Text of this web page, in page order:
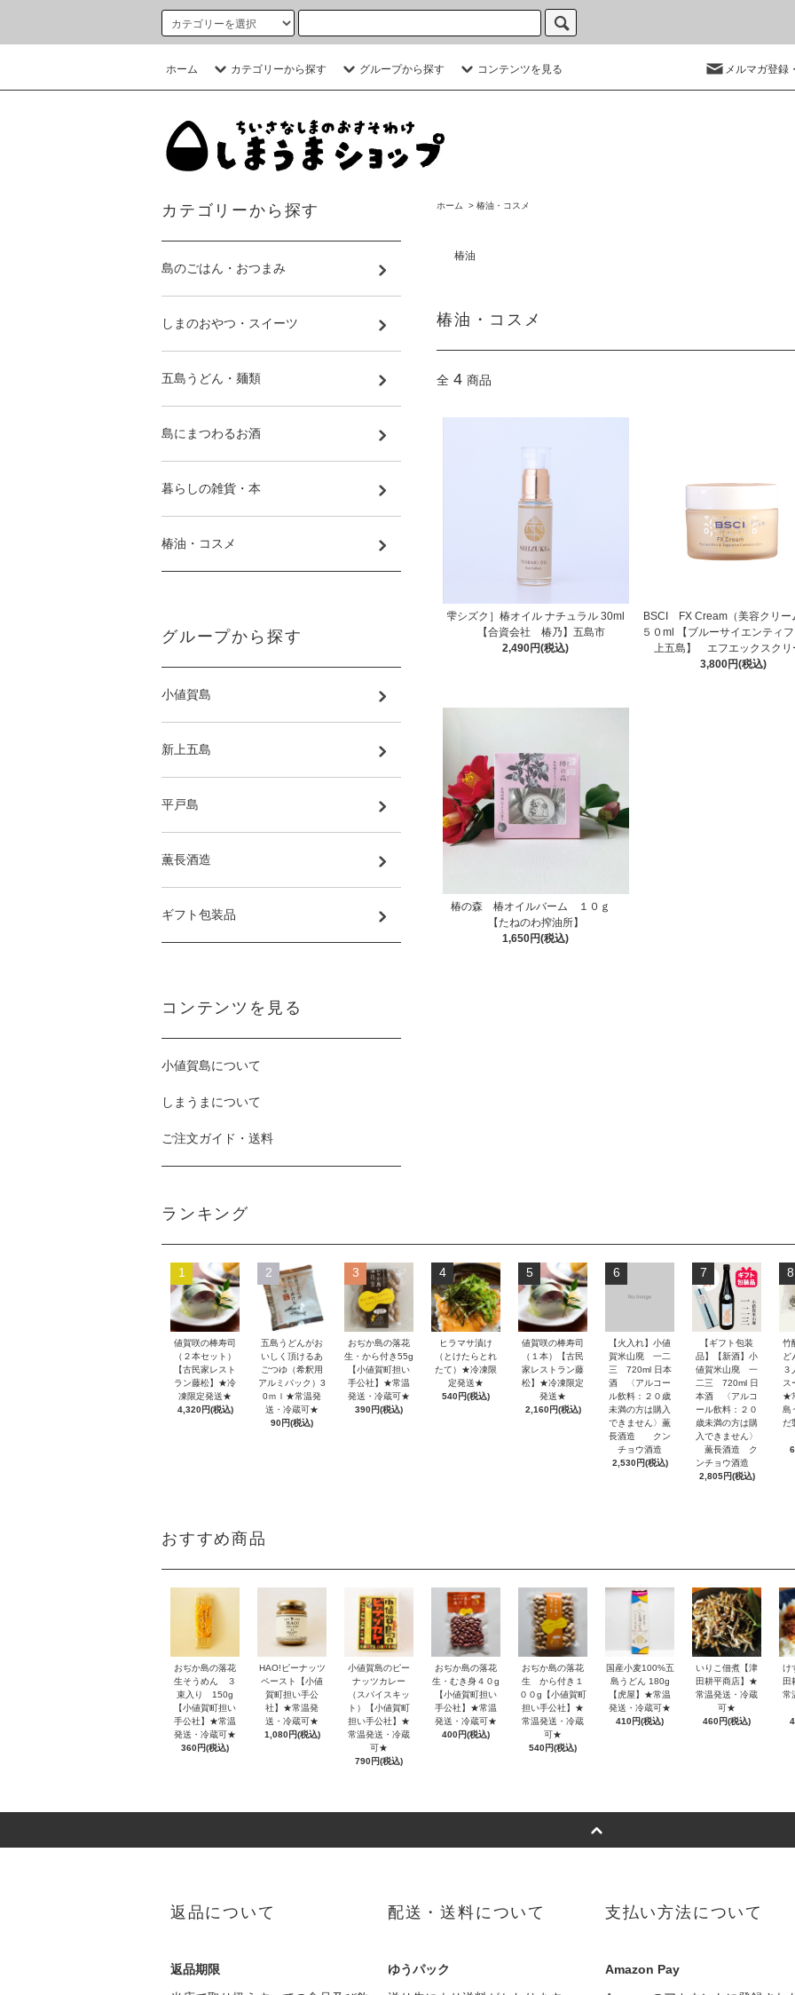
ホーム カテゴリーから探す グループから探す コンテンツを見る メルマガ登録
ホーム > 椿油・コスメ
椿油
椿油・コスメ
全 4 商品
雫シズク］椿オイル ナチュラル 30ml
【合資会社 椿乃】五島市
2,490円(税込)
BSCI FX Cream（美容クリー
５０ml 【ブルーサイエンティ
上五島】 エフエックスクリ
3,800円(税込)
椿の森 椿オイルバーム １０ｇ
【たねのわ搾油所】
1,650円(税込)
カテゴリーから探す
島のごはん・おつまみ
しまのおやつ・スイーツ
五島うどん・麺類
島にまつわるお酒
暮らしの雑貨・本
椿油・コスメ
グループから探す
小値賀島
新上五島
平戸島
薫長酒造
ギフト包装品
コンテンツを見る
小値賀島について
しまうまについて
ご注文ガイド・送料
ランキング
1
値賀咲の棒寿司
（２本セット）
【古民家レスト
ラン藤松】★冷
凍限定発送★
4,320円(税込)
2
五島うどんがお
いしく頂けるあ
ごつゆ（希釈用
アルミパック）3
0ｍｌ★常温発
送・冷蔵可★
90円(税込)
3
おぢか島の落花
生・から付き55g
【小値賀町担い
手公社】★常温
発送・冷蔵可★
390円(税込)
4
ヒラマサ漬け
（とけたらとれ
たて）★冷凍限
定発送★
540円(税込)
5
値賀咲の棒寿司
（１本）【古民
家レストラン藤
松】★冷凍限定
発送★
2,160円(税込)
6
【火入れ】小値
賀米山廃 一二
三 720ml 日本
酒 〈アルコー
ル飲料：２０歳
未満の方は購入
できません〉薫
長酒造 クン
チョウ酒造
2,530円(税込)
7
【ギフト包装
品】【新酒】小
値賀米山廃 一
二三 720ml 日
本酒 〈アルコ
ール飲料：２０
歳未満の方は購
入できません〉
薫長酒造 ク
ンチョウ酒造
2,805円(税込)
8
竹
ど
３
ス
★
島
だ
おすすめ商品
おぢか島の落花
生そうめん ３
束入り 150g
【小値賀町担い
手公社】★常温
発送・冷蔵可★
360円(税込)
HAO!ピーナッツ
ペースト【小値
賀町担い手公
社】★常温発
送・冷蔵可★
1,080円(税込)
小値賀島のピー
ナッツカレー
（スパイスキッ
ト）【小値賀町
担い手公社】★
常温発送・冷蔵
可★
790円(税込)
おぢか島の落花
生・むき身４０g
【小値賀町担い
手公社】★常温
発送・冷蔵可★
400円(税込)
おぢか島の落花
生 から付き１
００g【小値賀町
担い手公社】★
常温発送・冷蔵
可★
540円(税込)
国産小麦100%五
島うどん 180g
【虎屋】★常温
発送・冷蔵可★
410円(税込)
いりこ佃煮【津
田耕平商店】★
常温発送・冷蔵
可★
460円(税込)
け
田
常
返品について
返品期限
配送・送料について
ゆうパック
支払い方法について
Amazon Pay